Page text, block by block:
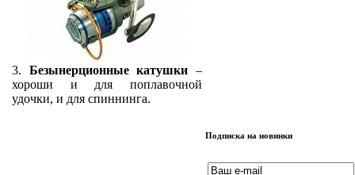
3. Безынерционные катушки –
хороши и для поплавочной
удочки, и для спиннинга.
Подписка на новинки